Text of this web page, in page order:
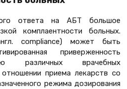
ответа на АБТ большое
комплаентности больных.
сompliance) может быть
приверженность
различных врачебных
приема лекарств со
режима дозирования